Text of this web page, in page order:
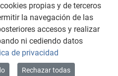
propias y de terceros
la navegación de las
accesos y realizar
ni cediendo datos
de privacidad
Rechazar todas